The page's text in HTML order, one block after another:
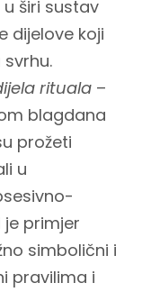
u širi sustav
dijelove koji
rituala –
blagdana
prožeti
u
primjer
simbolični i
pravilima i